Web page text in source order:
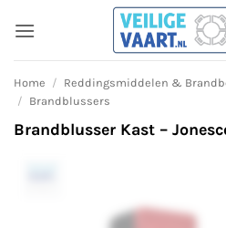
naar
inhoud
Home / Reddingsmiddelen &
/ Brandblussers
Brandblusser Kast –